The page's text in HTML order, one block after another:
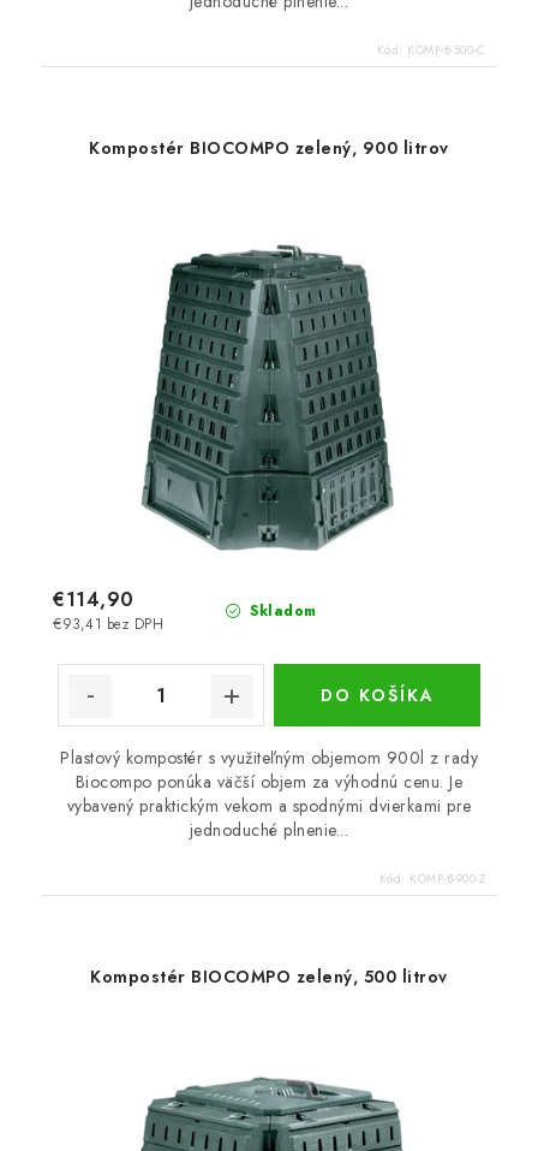
Kód: KOMP-B-500-C
Kompostér BIOCOMPO zelený, 900 litrov
Skladom
€93,41 bez DPH
€114,90
DO KOŠÍKA
Plastový kompostér s využiteľným objemom 900l z rady
Biocompo ponúka väčší objem za výhodnú cenu. Je
vybavený praktickým vekom a spodnými dvierkami pre
jednoduché plnenie...
Kód: KOMP-B-900-Z
Kompostér BIOCOMPO zelený, 500 litrov